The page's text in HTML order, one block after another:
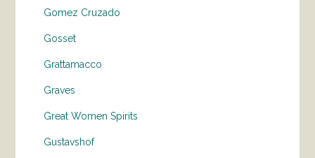
Gomez Cruzado
Gosset
Grattamacco
Graves
Great Women Spirits
Gustavshof